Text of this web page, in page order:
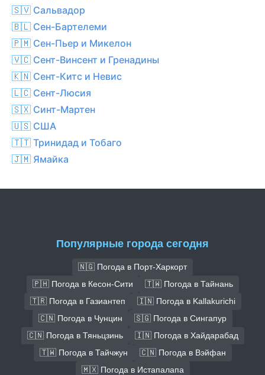
🇸🇻 Сальвадор
🇧🇱 Сен-Бартелеми
🇵🇲 Сен-Пьер и Микелон
🇻🇨 Сент-Винсент и Гренадины
🇰🇳 Сент-Китс и Невис
🇱🇨 Сент-Люсия
🇸🇽 Синт-Мартен
🇺🇸 США
🇹🇹 Тринидад и Тобаго
🇯🇲 Ямайка
Популярные города сегодня
🇳🇬 Погода в Порт-Харкорт
🇵🇭 Погода в Кесон-Сити
🇹🇼 Погода в Тайнань
🇹🇷 Погода в Газиантеп
🇮🇳 Погода в Kallakurichi
🇨🇳 Погода в Чунцин
🇸🇬 Погода в Сингапур
🇨🇳 Погода в Тяньцзинь
🇮🇳 Погода в Хайдарабад
🇹🇼 Погода в Тайчжун
🇨🇳 Погода в Вэйфан
🇲🇽 Погода в Истапалапа